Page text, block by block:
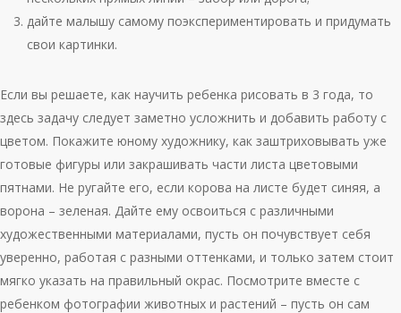
дайте малышу самому поэкспериментировать и придумать
свои картинки.
Если вы решаете, как научить ребенка рисовать в 3 года, то
здесь задачу следует заметно усложнить и добавить работу с
цветом. Покажите юному художнику, как заштриховывать уже
готовые фигуры или закрашивать части листа цветовыми
пятнами. Не ругайте его, если корова на листе будет синяя, а
ворона – зеленая. Дайте ему освоиться с различными
художественными материалами, пусть он почувствует себя
уверенно, работая с разными оттенками, и только затем стоит
мягко указать на правильный окрас. Посмотрите вместе с
ребенком фотографии животных и растений – пусть он сам